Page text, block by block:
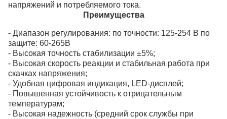
напряжений и потребляемого тока.
Преимущества
- Диапазон регулирования: по точности: 125-254 В по
защите: 60-265В
- Высокая точность стабилизации ±5%;
- Высокая скорость реакции и стабильная работа при
скачках напряжения;
- Удобная цифровая индикация, LED-дисплей;
- Повышенная устойчивость к отрицательным
температурам;
- Высокая надежность (средний срок службы при